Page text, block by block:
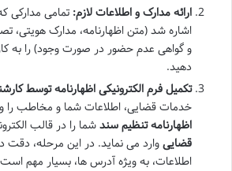
ارائه مدارک و اطلاعات لازم: تمامی مدارکی
اشاره شد (متن اظهارنامه، مدارک هویتی،
و گواهی عدم حضور در صورت وجود) را به
دهید.
تکمیل فرم الکترونیکی اظهارنامه توسط
خدمات قضایی، اطلاعات شما و مخاطب را
اظهارنامه تنظیم سندشما را در قالب
قضاییوارد می نماید. در این مرحله،
اطلاعات، به ویژه آدرس ها، بسیار مهم